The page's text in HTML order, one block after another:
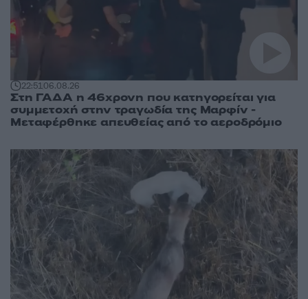
22:5106.08.26
Στη ΓΑΔΑ η 46χρονη που κατηγορείται για
συμμετοχή στην τραγωδία της Μαρφίν -
Μεταφέρθηκε απευθείας από το αεροδρόμιο